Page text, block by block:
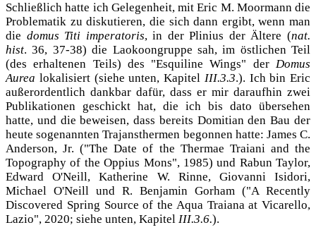
Schließlich hatte ich Gelegenheit, mit Eric M. Moormann die
Problematik zu diskutieren, die sich dann ergibt, wenn man
die domus Titi imperatoris, in der Plinius der Ältere (nat.
hist. 36, 37-38) die Laokoongruppe sah, im östlichen Teil
(des erhaltenen Teils) des "Esquiline Wings" der Domus
Aurea lokalisiert (siehe unten, Kapitel III.3.3.). Ich bin Eric
außerordentlich dankbar dafür, dass er mir daraufhin zwei
Publikationen geschickt hat, die ich bis dato übersehen
hatte, und die beweisen, dass bereits Domitian den Bau der
heute sogenannten Trajansthermen begonnen hatte: James C.
Anderson, Jr. ("The Date of the Thermae Traiani and the
Topography of the Oppius Mons", 1985) und Rabun Taylor,
Edward O'Neill, Katherine W. Rinne, Giovanni Isidori,
Michael O'Neill und R. Benjamin Gorham ("A Recently
Discovered Spring Source of the Aqua Traiana at Vicarello,
Lazio", 2020; siehe unten, Kapitel III.3.6.).